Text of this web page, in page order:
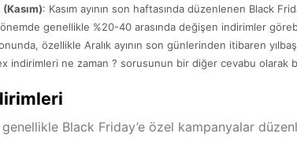
(Kasım): Kasım ayının son haftasında düzenlenen Black
genellikle %20-40 arasında değişen indirimler
özellikle Aralık ayının son günlerinden itibaren
indirimleri ne zaman ? sorusunun bir diğer cevabu olarak
genellikle Black Friday’e özel kampanyalar